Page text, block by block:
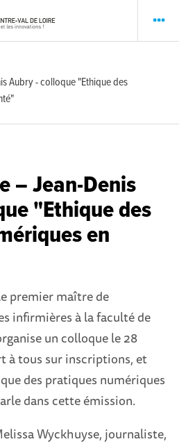
Aubry - colloque "Ethique des
– Jean-Denis
"Ethique des
en
premier maître de
infirmières à la faculté de
un colloque le 28
à tous sur inscriptions, et
des pratiques numériques
dans cette émission.
Wyckhuyse, journaliste,